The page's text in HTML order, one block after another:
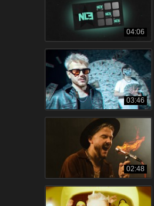
04:06
03:46
02:48